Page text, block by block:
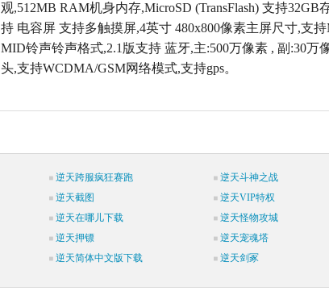
观,512MB RAM机身内存,MicroSD (TransFlash) 支持32GB
持 电容屏 支持多触摸屏,4英寸 480x800像素主屏尺寸,支
MID铃声铃声格式,2.1版支持 蓝牙,主:500万像素 , 副:30万
头,支持WCDMA/GSM网络模式,支持gps。
逆天跨服疯狂赛跑
逆天斗神之战
逆天截图
逆天VIP特权
逆天在哪儿下载
逆天怪物攻城
逆天押镖
逆天宠魂塔
逆天简体中文版下载 逆天剑冢